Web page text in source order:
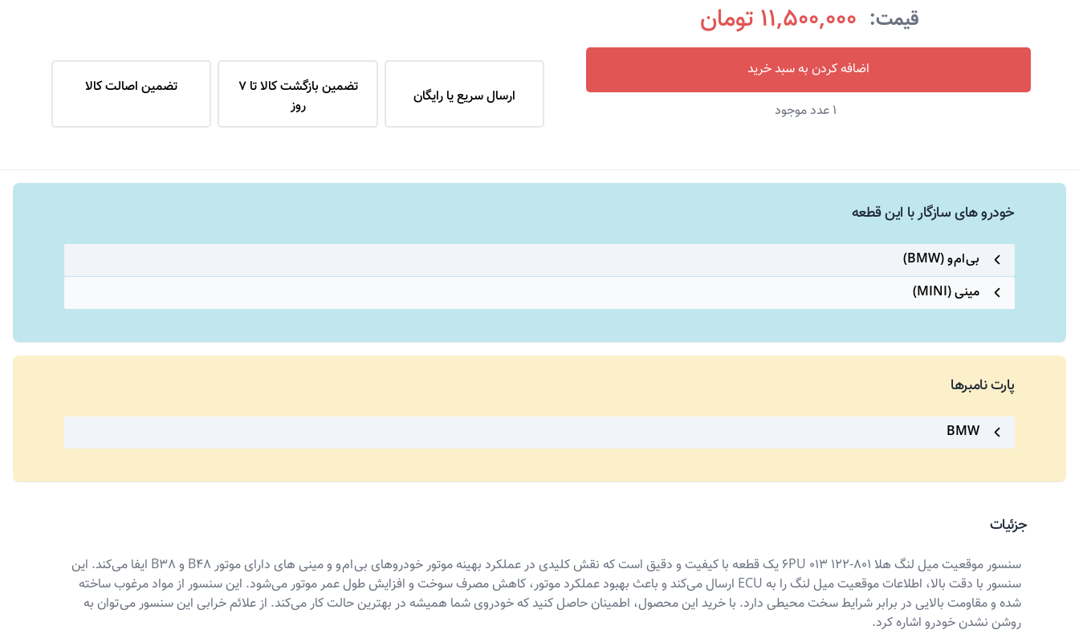
قیمت: 11,500,000 تومان
اضافه کردن به سبد خرید
1 عدد موجود
ارسال سریع یا رایگان
تضمین بازگشت کالا تا 7
روز
تضمین اصالت کالا
خودرو های سازگار با این قطعه
بی ام و (BMW)
مینی (MINI)
پارت نامبرها
BMW
جزئیات
سنسور موقعیت میل لنگ هلا 6PU 013 122-801 یک قطعه با کیفیت و دقیق است که نقش کلیدی در عملکرد بهینه موتور خودروهای بی ام و و مینی های دارای موتور B48 و B38 ایفا می‌کند. این
سنسور با دقت بالا، اطلاعات موقعیت میل لنگ را به ECU ارسال می‌کند و باعث بهبود عملکرد موتور، کاهش مصرف سوخت و افزایش طول عمر موتور می‌شود. این سنسور از مواد مرغوب ساخته
شده و مقاومت بالایی در برابر شرایط سخت محیطی دارد. با خرید این محصول، اطمینان حاصل کنید که خودروی شما همیشه در بهترین حالت کار می‌کند. از علائم خرابی این سنسور می توان به
روشن نشدن خودرو اشاره کرد.